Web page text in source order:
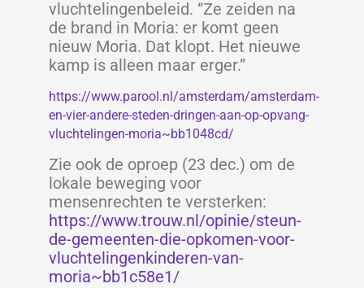
vluchtelingenbeleid. “Ze zeiden na
de brand in Moria: er komt geen
nieuw Moria. Dat klopt. Het nieuwe
kamp is alleen maar erger.”
https://www.parool.nl/amsterdam/amsterdam-
en-vier-andere-steden-dringen-aan-op-opvang-
vluchtelingen-moria~bb1048cd/
Zie ook de oproep (23 dec.) om de
lokale beweging voor
mensenrechten te versterken:
https://www.trouw.nl/opinie/steun-
de-gemeenten-die-opkomen-voor-
vluchtelingenkinderen-van-
moria~bb1c58e1/